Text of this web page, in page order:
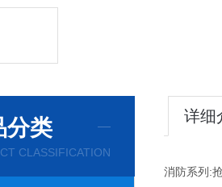
分类
CLASSIFICATION
详细
消防系列: